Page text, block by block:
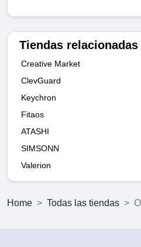
Tiendas relacionadas
Creative Market
ClevGuard
Keychron
Fitaos
ATASHI
SIMSONN
Valerion
Home Todas las tiendas